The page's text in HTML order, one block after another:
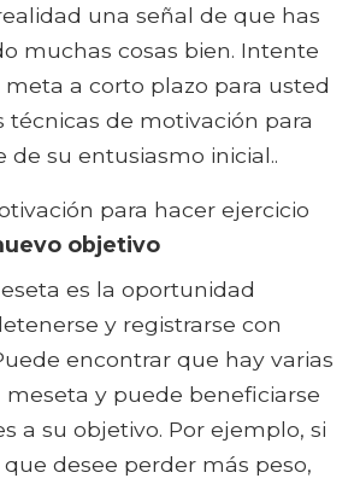
una señal de que has
muchas cosas bien. Intente
a corto plazo para usted
técnicas de motivación para
de su entusiasmo inicial..
para hacer ejercicio
objetivo
es la oportunidad
y registrarse con
encontrar que hay varias
meseta y puede beneficiarse
a su objetivo. Por ejemplo, si
desee perder más peso,